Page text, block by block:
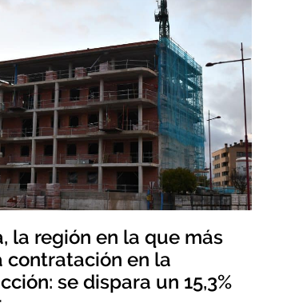
la región en la que más
contratación en la
se dispara un 15,3%